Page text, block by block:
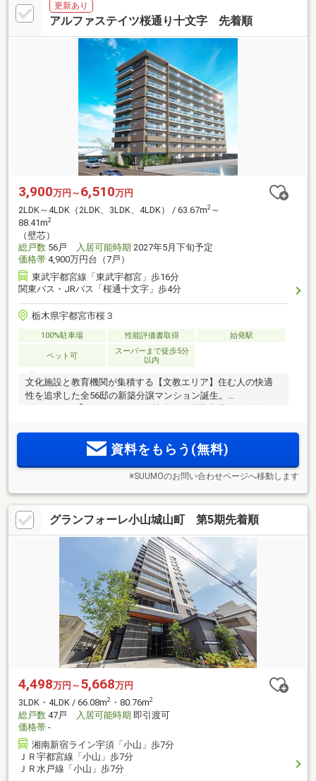
更新あり
アルファステイツ桜通り十文字 先着順
3,900万円～ 6,510万円
2LDK～4LDK（2LDK、3LDK、4LDK） / 63.67m2 ～
88.41m2
（壁芯）
総戸数 56戸 入居可能時期 2027年5月下旬予定
価格帯 4,900万円台（7戸）
東武宇都宮線「東武宇都宮」歩16分
関東バス・JRバス「桜通十文字」歩4分
栃木県宇都宮市桜３
100%駐車場 性能評価書取得 始発駅
ペット可
スーパーまで徒歩5分
以内
文化施設と教育機関が集積する【文教エリア】住む人の快適
性を追求した全56邸の新築分譲マンション誕生。
2
留所(仮称)2030年以降開業予定(注)
資料をもらう(無料)
※SUUMOのお問い合わせページへ移動します
グランフォーレ小山城山町 第5期先着順
4,498万円～ 5,668万円
3LDK・4LDK / 66.08m2 ・80.76m2
総戸数 47戸 入居可能時期 即引渡可
価格帯 -
湘南新宿ライン宇須「小山」歩7分
ＪＲ宇都宮線「小山」歩7分
ＪＲ水戸線「小山」歩7分